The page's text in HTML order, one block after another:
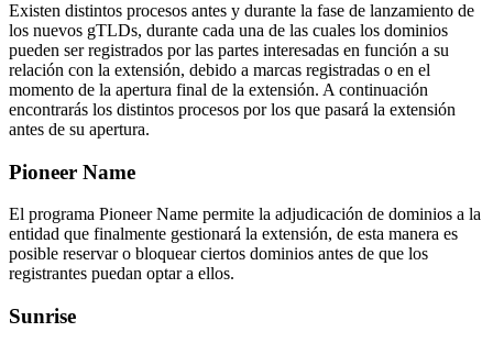
Existen distintos procesos antes y durante la fase de lanzamiento de
los nuevos gTLDs, durante cada una de las cuales los dominios
pueden ser registrados por las partes interesadas en función a su
relación con la extensión, debido a marcas registradas o en el
momento de la apertura final de la extensión. A continuación
encontrarás los distintos procesos por los que pasará la extensión
antes de su apertura.
Pioneer Name
El programa Pioneer Name permite la adjudicación de dominios a la
entidad que finalmente gestionará la extensión, de esta manera es
posible reservar o bloquear ciertos dominios antes de que los
registrantes puedan optar a ellos.
Sunrise